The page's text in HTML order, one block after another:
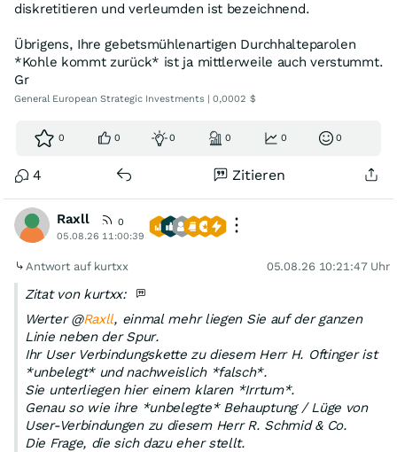
diskretitieren und verleumden ist bezeichnend.
Übrigens, Ihre gebetsmühlenartigen Durchhalteparolen
*Kohle kommt zurück* ist ja mittlerweile auch verstummt.
Gr
General European Strategic Investments | 0,0002 $
0 0 0 0 0 0
4 Zitieren
Raxll
0
05.08.26 11:00:39
Antwort auf kurtxx 05.08.26 10:21:47 Uhr
Zitat von kurtxx:
Werter @Raxll, einmal mehr liegen Sie auf der ganzen
Linie neben der Spur.
Ihr User Verbindungskette zu diesem Herr H. Oftinger ist
*unbelegt* und nachweislich *falsch*.
Sie unterliegen hier einem klaren *Irrtum*.
Genau so wie ihre *unbelegte* Behauptung / Lüge von
User-Verbindungen zu diesem Herr R. Schmid & Co.
Die Frage, die sich dazu eher stellt.